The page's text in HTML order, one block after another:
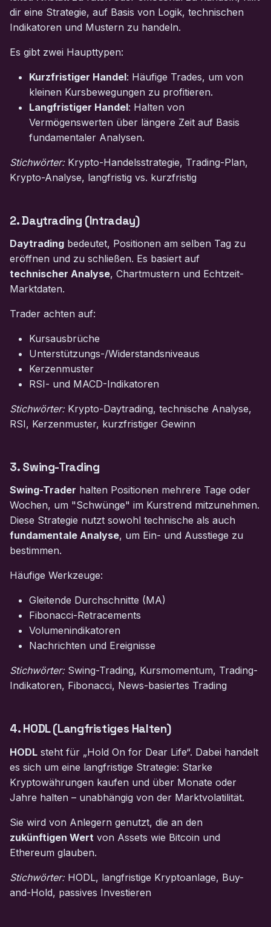
dir eine Strategie, auf Basis von Logik, technischen
Indikatoren und Mustern zu handeln.
Es gibt zwei Haupttypen:
Kurzfristiger Handel: Häufige Trades, um von
kleinen Kursbewegungen zu profitieren.
Langfristiger Handel: Halten von
Vermögenswerten über längere Zeit auf Basis
fundamentaler Analysen.
Stichwörter:Krypto-Handelsstrategie, Trading-Plan,
Krypto-Analyse, langfristig vs. kurzfristig
2. Daytrading (Intraday)
Daytrading bedeutet, Positionen am selben Tag zu
eröffnen und zu schließen. Es basiert auf
technischer Analyse, Chartmustern und Echtzeit-
Marktdaten.
Trader achten auf:
Kursausbrüche
Unterstützungs-/Widerstandsniveaus
Kerzenmuster
RSI- und MACD-Indikatoren
Stichwörter:Krypto-Daytrading, technische Analyse,
RSI, Kerzenmuster, kurzfristiger Gewinn
3. Swing-Trading
Swing-Trader halten Positionen mehrere Tage oder
Wochen, um "Schwünge" im Kurstrend mitzunehmen.
Diese Strategie nutzt sowohl technische als auch
fundamentale Analyse, um Ein- und Ausstiege zu
bestimmen.
Häufige Werkzeuge:
Gleitende Durchschnitte (MA)
Fibonacci-Retracements
Volumenindikatoren
Nachrichten und Ereignisse
Stichwörter:Swing-Trading, Kursmomentum, Trading-
Indikatoren, Fibonacci, News-basiertes Trading
4. HODL (Langfristiges Halten)
HODL steht für „Hold On for Dear Life“. Dabei handelt
es sich um eine langfristige Strategie: Starke
Kryptowährungen kaufen und über Monate oder
Jahre halten – unabhängig von der Marktvolatilität.
Sie wird von Anlegern genutzt, die an den
zukünftigen Wert von Assets wie Bitcoin und
Ethereum glauben.
Stichwörter:HODL, langfristige Kryptoanlage, Buy-
and-Hold, passives Investieren